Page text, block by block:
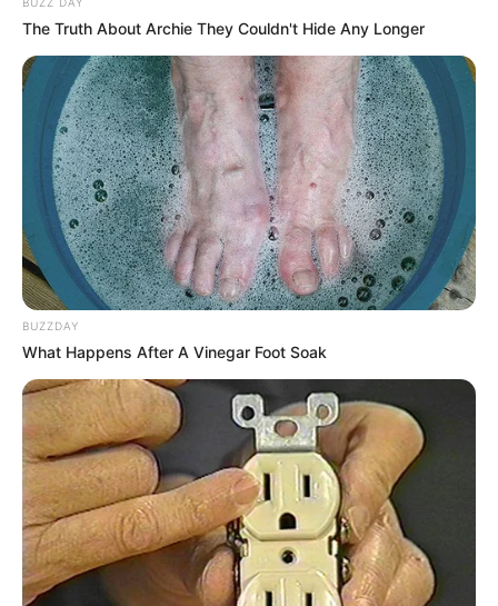
The Truth About Archie They Couldn't Hide Any Longer
BUZZDAY
What Happens After A Vinegar Foot Soak